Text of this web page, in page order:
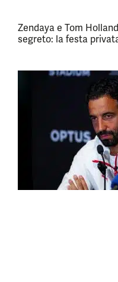
Zendaya e Tom
segreto: la festa